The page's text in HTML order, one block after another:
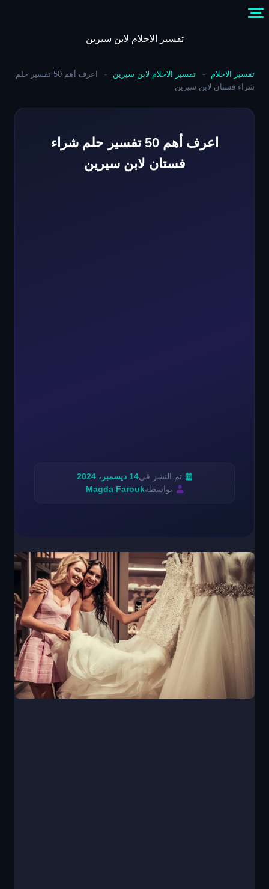
content
تفسير الاحلام لابن سيرين
تفسير الاحلام - تفسير الاحلام لابن سيرين -
اعرف أهم 50 تفسير حلم
شراء فستان لابن سيرين
اعرف أهم 50 تفسير حلم شراء
فستان لابن سيرين
تم النشر في14 ديسمبر، 2024
بواسطةMagda Farouk